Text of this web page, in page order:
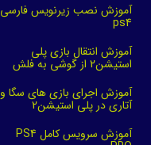
آموزش نصب زیرنویس فارسی
ps4
آموزش انتقال بازی پلی
استیشن2 از گوشی به فلش
آموزش اجرای بازی های سگا و
آتاری در پلی استیشن2
آموزش سرویس کامل PS4